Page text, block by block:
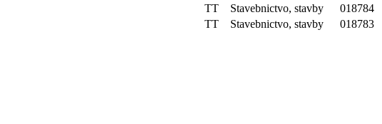
TT Stavebnictvo, stavby
018784
TT Stavebnictvo, stavby 018783